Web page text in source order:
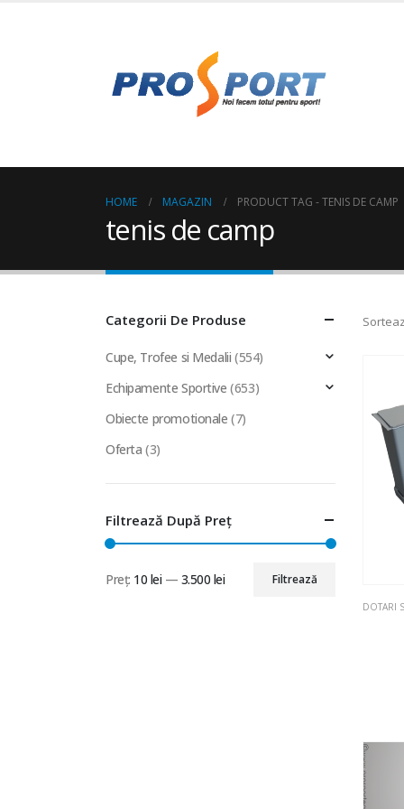
HOME MAGAZIN PRODUCT TAG -TENIS DE CAMP
tenis de camp
Categorii De Produse
Cupe, Trofee si Medalii (554)
Echipamente Sportive (653)
Obiecte promotionale (7)
Oferta (3)
Filtrează După Preț
Preț
Preț
Filtrează
Preț: 10 lei— 3.500 lei